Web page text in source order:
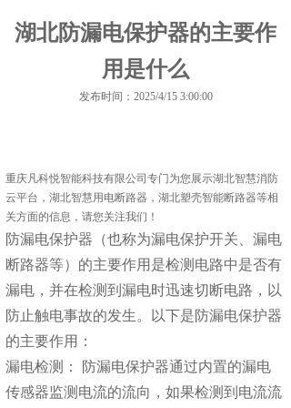
湖北防漏电保护器的主要作
用是什么
发布时间：2025/4/15 3:00:00
重庆凡科悦智能科技有限公司专门为您展示湖北智慧消防
云平台 ，湖北智慧用电断路器，湖北塑壳智能断路器等相
关方面的信息，请您关注我们！
防漏电保护器（也称为漏电保护开关、漏电
断路器等）的主要作用是检测电路中是否有
漏电，并在检测到漏电时迅速切断电路，以
防止触电事故的发生。以下是防漏电保护器
的主要作用：
漏电检测： 防漏电保护器通过内置的漏电
传感器监测电流的流向，如果检测到电流流